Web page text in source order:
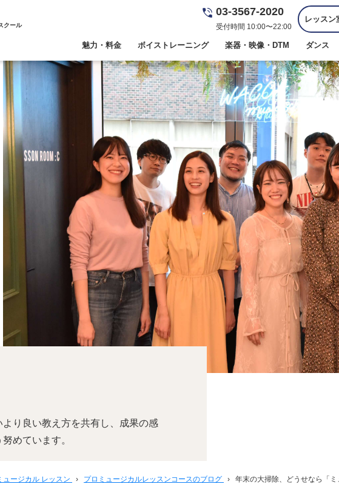
クール
03-3567-2020
受付時間 10:00〜22:00
レッスン
魅力・料金 ボイストレーニング 楽器・映像・DTM ダンス
り良い教え方を共有し、成果の感
めています。
ュージカル レッスン › プロミュージカルレッスンコースのブログ › 年末の大掃除、どうせなら「